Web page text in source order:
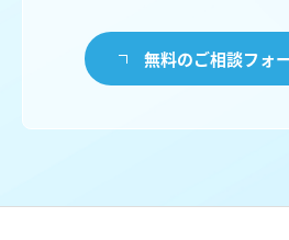
無料のご相談フォ